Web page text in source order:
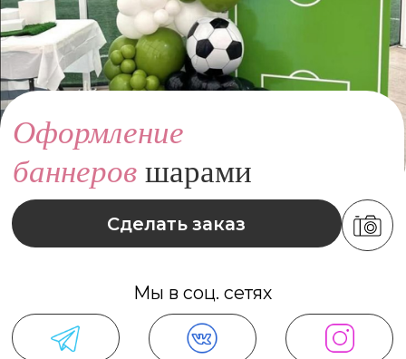
баннеровшарами
Сделать заказ